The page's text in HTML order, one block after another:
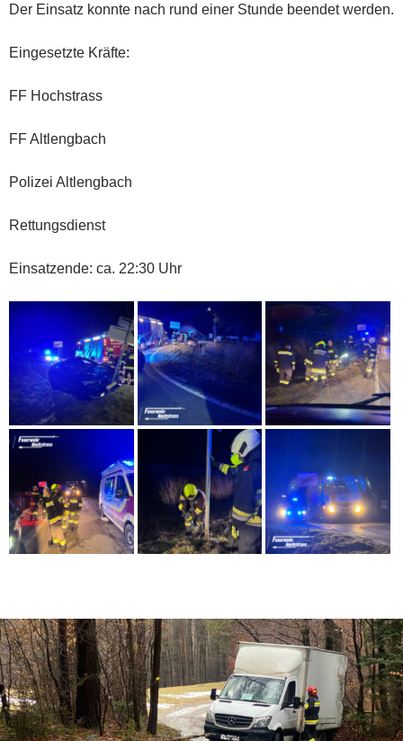
Der Einsatz konnte nach rund einer Stunde beendet werden.
Eingesetzte Kräfte:
FF Hochstrass
FF Altlengbach
Polizei Altlengbach
Rettungsdienst
Einsatzende: ca. 22:30 Uhr